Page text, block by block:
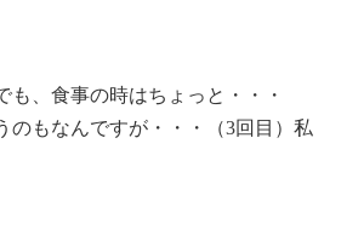
も、食事の時はちょっと・・・
のもなんですが・・・（3回目）私